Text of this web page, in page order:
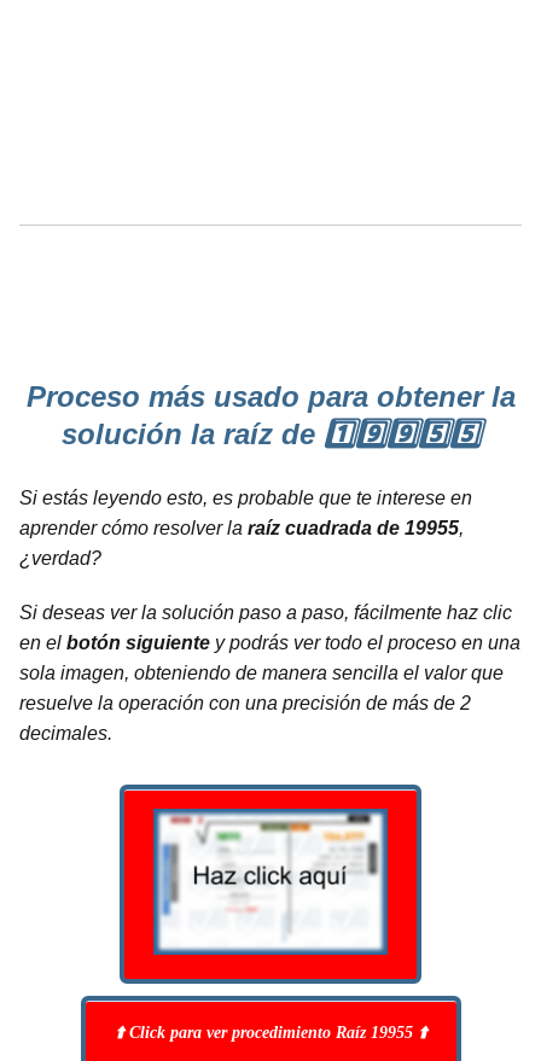
Proceso más usado para obtener la
solución la raíz de 1️⃣9️⃣9️⃣5️⃣5️⃣
Si estás leyendo esto, es probable que te interese en
aprender cómo resolver la raíz cuadrada de 19955,
¿verdad?
Si deseas ver la solución paso a paso, fácilmente haz clic
en el botón siguiente y podrás ver todo el proceso en una
sola imagen, obteniendo de manera sencilla el valor que
resuelve la operación con una precisión de más de 2
decimales.
⬆️ Click para ver procedimiento Raíz 19955 ⬆️